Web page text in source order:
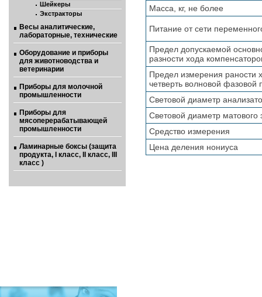
Шейкеры
Экстракторы
Весы аналитические,
лабораторные, технические
Оборудование и приборы
для животноводства и
ветеринарии
Приборы для молочной
промышленности
Приборы для
мясоперерабатывающей
промышленности
Ламинарные боксы (защита
продукта, I класс, II класс, III
класс )
Масса, кг, не более
Питание от сети
Предел допускаемой
разности хода
Предел измерения раности
четверть волновой фазовой
Световой диаметр
Световой диаметр матового
Средство измерения
Цена деления нониуса